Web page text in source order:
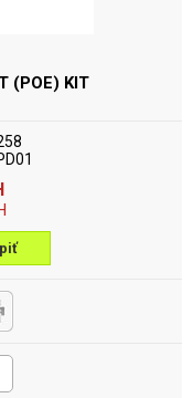
(POE) KIT